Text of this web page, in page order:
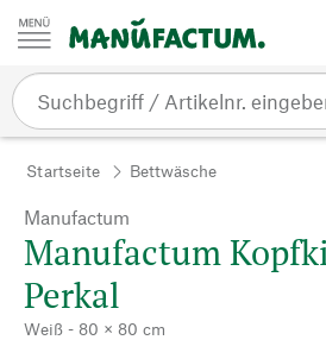
Zum Inhalt springen
Startseite Bettwäsche
Manufactum
Manufactum
Perkal
Weiß - 80 × 80 cm